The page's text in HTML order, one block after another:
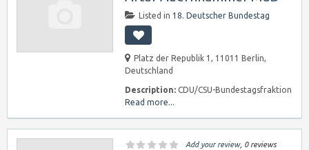
Listed in 18. Deutscher Bundestag
Platz der Republik 1, 11011 Berlin,
Deutschland
Description: CDU/CSU-Bundestagsfraktion
Read more...
Add your review, 0 reviews